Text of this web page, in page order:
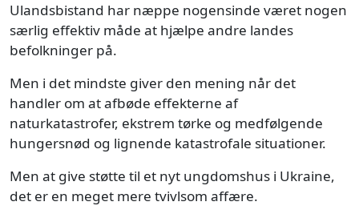
Ulandsbistand har næppe nogensinde været nogen
særlig effektiv måde at hjælpe andre landes
befolkninger på.
Men i det mindste giver den mening når det
handler om at afbøde effekterne af
naturkatastrofer, ekstrem tørke og medfølgende
hungersnød og lignende katastrofale situationer.
Men at give støtte til et nyt ungdomshus i Ukraine,
det er en meget mere tvivlsom affære.